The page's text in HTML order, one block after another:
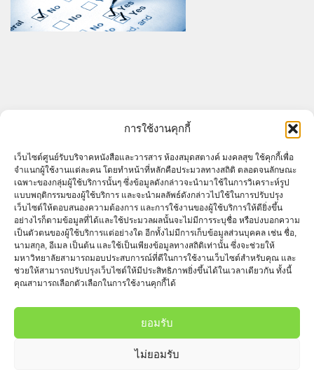
การใช้งานคุกกี้
เว็บไซต์ศูนย์รับบริจาคหนังสือและวารสาร ห้องสมุดสตางค์ มงคลสุข ใช้คุกกี้เพื่อ
จำแนกผู้ใช้งานแต่ละคน โดยทำหน้าที่หลักคือประมวลทางสถิติ ตลอดจนลักษณะ
เฉพาะของกลุ่มผู้ใช้บริการนั้นๆ ซึ่งข้อมูลดังกล่าวจะนำมาใช้ในการวิเคราะห์รูป
แบบพฤติกรรมของผู้ใช้บริการ และจะนำผลลัพธ์ดังกล่าวไปใช้ในการปรับปรุง
เว็บไซต์ให้ตอบสนองความต้องการ และการใช้งานของผู้ใช้บริการให้ดียิ่งขึ้น
อย่างไรก็ตามข้อมูลที่ได้และใช้ประมวลผลนั้นจะไม่มีการระบุชื่อ หรือบ่งบอกความ
เป็นตัวตนของผู้ใช้บริการแต่อย่างใด อีกทั้งไม่มีการเก็บข้อมูลส่วนบุคคล เช่น ชื่อ,
นามสกุล, อีเมล เป็นต้น และใช้เป็นเพียงข้อมูลทางสถิติเท่านั้น ซึ่งจะช่วยให้
มหาวิทยาลัยสามารถมอบประสบการณ์ที่ดีในการใช้งานเว็บไซต์สำหรับคุณ และ
ช่วยให้สามารถปรับปรุงเว็บไซต์ให้มีประสิทธิภาพยิ่งขึ้นได้ในเวลาเดียวกัน ทั้งนี้
คุณสามารถเลือกตัวเลือกในการใช้งานคุกกี้ได้
ยอมรับ
ไม่ยอมรับ
ศูนย์รับบริจาคหนังสือและวารสาร ห้องสมุดสตางค์ มงคลสุข